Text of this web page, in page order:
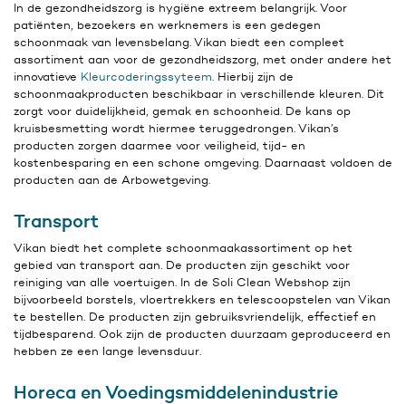
In de gezondheidszorg is hygiëne extreem belangrijk. Voor
patiënten, bezoekers en werknemers is een gedegen
schoonmaak van levensbelang. Vikan biedt een compleet
assortiment aan voor de gezondheidszorg, met onder andere het
innovatieve Kleurcoderingssyteem. Hierbij zijn de
schoonmaakproducten beschikbaar in verschillende kleuren. Dit
zorgt voor duidelijkheid, gemak en schoonheid. De kans op
kruisbesmetting wordt hiermee teruggedrongen. Vikan’s
producten zorgen daarmee voor veiligheid, tijd- en
kostenbesparing en een schone omgeving. Daarnaast voldoen de
producten aan de Arbowetgeving.
Transport
Vikan biedt het complete schoonmaakassortiment op het
gebied van transport aan. De producten zijn geschikt voor
reiniging van alle voertuigen. In de Soli Clean Webshop zijn
bijvoorbeeld borstels, vloertrekkers en telescoopstelen van Vikan
te bestellen. De producten zijn gebruiksvriendelijk, effectief en
tijdbesparend. Ook zijn de producten duurzaam geproduceerd en
hebben ze een lange levensduur.
Horeca en Voedingsmiddelenindustrie